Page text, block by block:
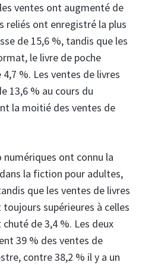
ventes ont augmenté de
reliés ont enregistré la plus
de 15,6 %, tandis que les
le livre de poche
%. Les ventes de livres
13,6 % au cours du
la moitié des ventes de
numériques ont connu la
la fiction pour adultes,
que les ventes de livres
supérieures à celles
de 3,4 %. Les deux
39 % des ventes de
contre 38,2 % il y a un